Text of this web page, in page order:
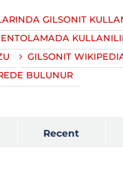
GILSONIT
GILSONIT
BULUNUR
Recent